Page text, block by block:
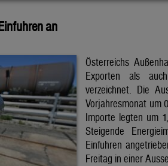
an
Österreichs
Exporten als
verzeichnet. Die
Vorjahresmonat um
Importe legten um
Steigende
Einfuhren
Freitag in einer